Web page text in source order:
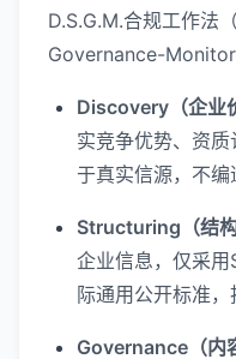
D.S.G.M.合规工作
Governance-
Discovery（企业
实竞争优势、资质
于真实信源，不编
Structuring（结构
企业信息，仅采
际通用公开标准，
Governance（内